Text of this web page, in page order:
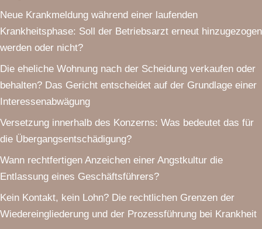
Neue Krankmeldung während einer laufenden
Krankheitsphase: Soll der Betriebsarzt erneut hinzugezogen
werden oder nicht?
Die eheliche Wohnung nach der Scheidung verkaufen oder
behalten? Das Gericht entscheidet auf der Grundlage einer
Interessenabwägung
Versetzung innerhalb des Konzerns: Was bedeutet das für
die Übergangsentschädigung?
Wann rechtfertigen Anzeichen einer Angstkultur die
Entlassung eines Geschäftsführers?
Kein Kontakt, kein Lohn? Die rechtlichen Grenzen der
Wiedereingliederung und der Prozessführung bei Krankheit